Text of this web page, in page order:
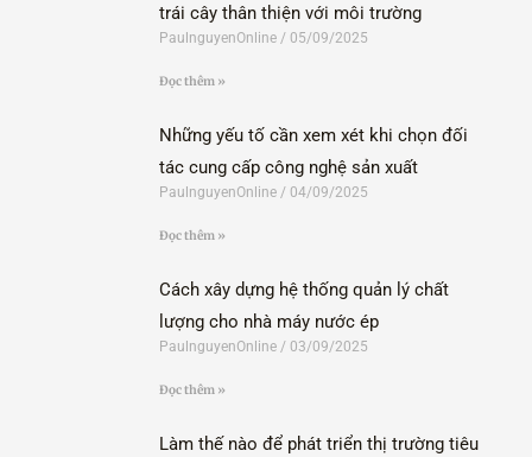
trái cây thân thiện với môi trường
PaulnguyenOnline 05/09/2025
Đọc thêm »
Những yếu tố cần xem xét khi chọn đối
tác cung cấp công nghệ sản xuất
PaulnguyenOnline 04/09/2025
Đọc thêm »
Cách xây dựng hệ thống quản lý chất
lượng cho nhà máy nước ép
PaulnguyenOnline 03/09/2025
Đọc thêm »
Làm thế nào để phát triển thị trường tiêu